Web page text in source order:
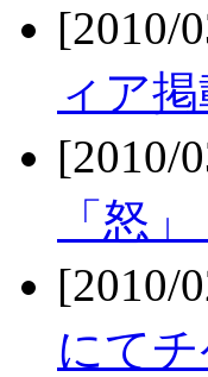
[2010/
ィア
[2010/
「怒
[2010/
にて